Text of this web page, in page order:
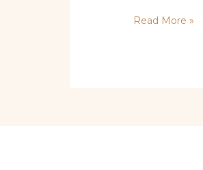
Read More »